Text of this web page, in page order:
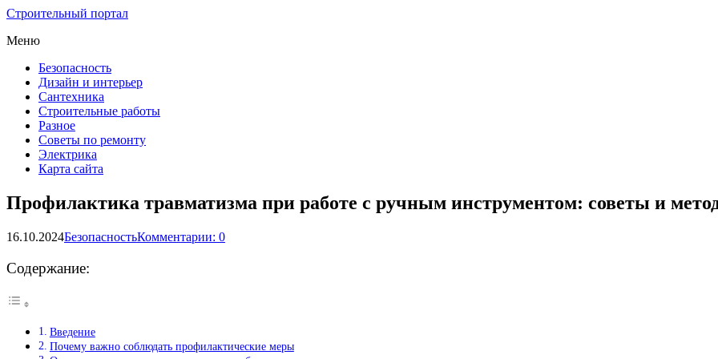
Строительный портал
Меню
Безопасность
Дизайн и интерьер
Сантехника
Строительные работы
Разное
Советы по ремонту
Электрика
Карта сайта
Профилактика травматизма при работе с ручным инструментом: советы и
16.10.2024БезопасностьКомментарии: 0
Содержание:
Введение
Почему важно соблюдать профилактические меры